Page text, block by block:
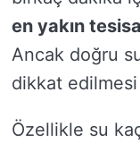
en yakın
Ancak doğru
dikkat edilmesi
Özellikle su